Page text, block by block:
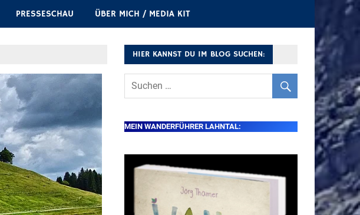
PRESSESCHAU ÜBER MICH / MEDIA KIT
HIER KANNST DU IM BLOG SUCHEN:
MEIN WANDERFÜHRER LAHNTAL: